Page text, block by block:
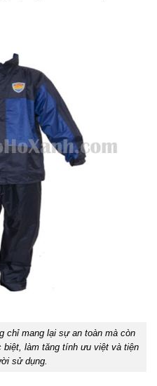
chỉ mang lại sự an toàn mà còn
biệt, làm tăng tính ưu việt và tiện
sử dụng.